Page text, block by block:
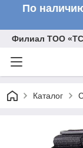
По
Филиал ТОО
Каталог